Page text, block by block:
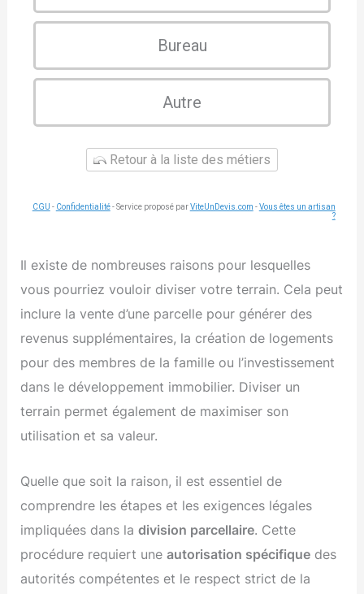
Bureau
Autre
Retour à la liste des métiers
CGU - Confidentialité- Service proposé parViteUnDevis.com -Vous êtes un artisan
?
Il existe de nombreuses raisons pour lesquelles
vous pourriez vouloir diviser votre terrain. Cela peut
inclure la vente d’une parcelle pour générer des
revenus supplémentaires, la création de logements
pour des membres de la famille ou l’investissement
dans le développement immobilier. Diviser un
terrain permet également de maximiser son
utilisation et sa valeur.
Quelle que soit la raison, il est essentiel de
comprendre les étapes et les exigences légales
impliquées dans ladivision parcellaire. Cette
procédure requiert uneautorisation spécifique des
autorités compétentes et le respect strict de la